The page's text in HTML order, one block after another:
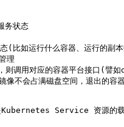
务状态
比如运行什么容器、运行的副
理
则调用对应的容器平台接口(譬
像不会占满磁盘空间，退出的容
Kubernetes Service 资源的